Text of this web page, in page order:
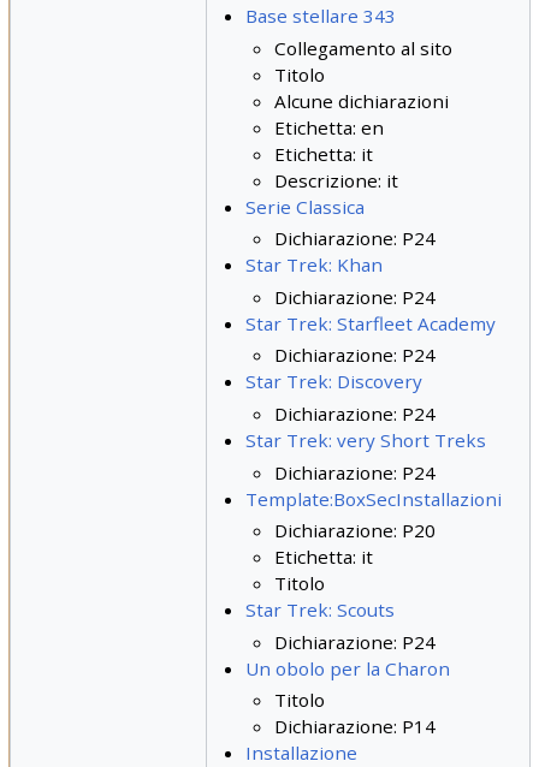
Base stellare 343
Collegamento al sito
Titolo
Alcune dichiarazioni
Etichetta: en
Etichetta: it
Descrizione: it
Serie Classica
Dichiarazione: P24
Star Trek: Khan
Dichiarazione: P24
Star Trek: Starfleet Academy
Dichiarazione: P24
Star Trek: Discovery
Dichiarazione: P24
Star Trek: very Short Treks
Dichiarazione: P24
Template:BoxSecInstallazioni
Dichiarazione: P20
Etichetta: it
Titolo
Star Trek: Scouts
Dichiarazione: P24
Un obolo per la Charon
Titolo
Dichiarazione: P14
Installazione